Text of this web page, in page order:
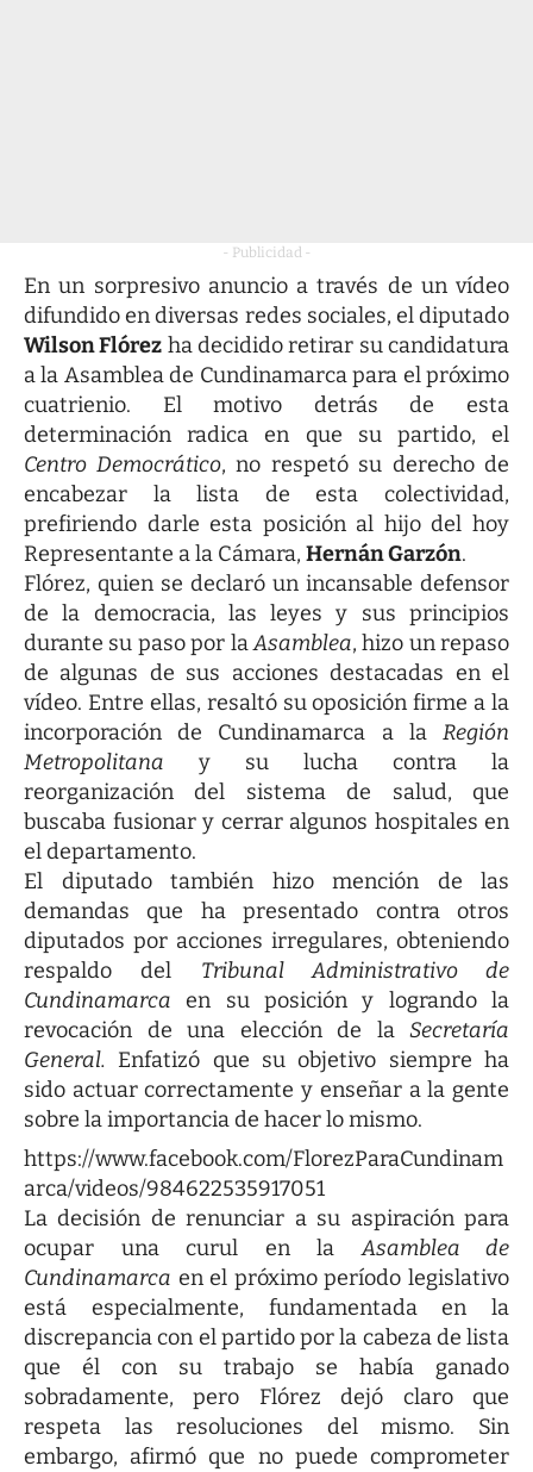
- Publicidad -
En un sorpresivo anuncio a través de un vídeo
difundido en diversas redes sociales, el diputado
Wilson Flórez ha decidido retirar su candidatura
a la Asamblea de Cundinamarca para el próximo
cuatrienio. El motivo detrás de esta
determinación radica en que su partido, el
Centro Democrático, no respetó su derecho de
encabezar la lista de esta colectividad,
prefiriendo darle esta posición al hijo del hoy
Representante a la Cámara, Hernán Garzón.
Flórez, quien se declaró un incansable defensor
de la democracia, las leyes y sus principios
durante su paso por laAsamblea, hizo un repaso
de algunas de sus acciones destacadas en el
vídeo. Entre ellas, resaltó su oposición firme a la
incorporación de Cundinamarca a la Región
Metropolitana y su lucha contra la
reorganización del sistema de salud, que
buscaba fusionar y cerrar algunos hospitales en
el departamento.
El diputado también hizo mención de las
demandas que ha presentado contra otros
diputados por acciones irregulares, obteniendo
respaldo del Tribunal Administrativo de
Cundinamarca en su posición y logrando la
revocación de una elección de la Secretaría
General. Enfatizó que su objetivo siempre ha
sido actuar correctamente y enseñar a la gente
sobre la importancia de hacer lo mismo.
https://www.facebook.com/FlorezParaCundinam
arca/videos/984622535917051
La decisión de renunciar a su aspiración para
ocupar una curul en laAsamblea de
Cundinamarca en el próximo período legislativo
está especialmente, fundamentada en la
discrepancia con el partido por la cabeza de lista
que él con su trabajo se había ganado
sobradamente, pero Flórez dejó claro que
respeta las resoluciones del mismo. Sin
embargo, afirmó que no puede comprometer